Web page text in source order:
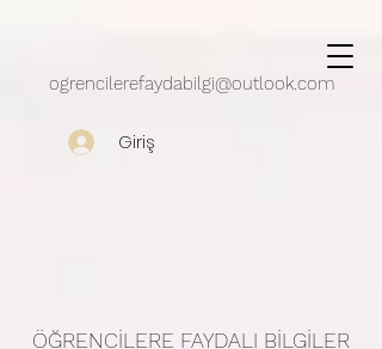
ogrencilerefaydabilgi@outlook.com
Giriş
ÖĞRENCİLERE FAYDALI BİLGİLER